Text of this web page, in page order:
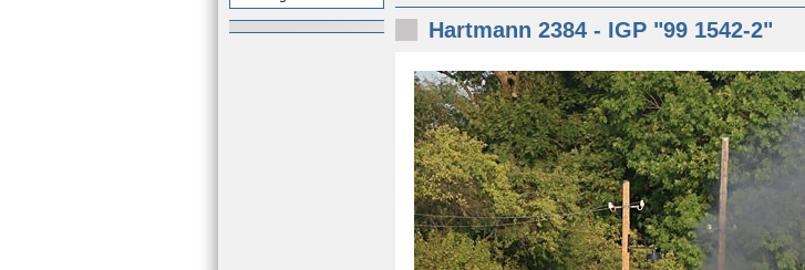
Hartmann 2384 - IGP "99 1542-2"